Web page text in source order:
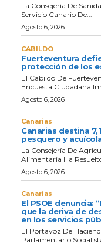
La Consejería De
Servicio Canario De...
Agosto 6, 2026
CABILDO
Fuerteventura
protección de los
El Cabildo De
Encuesta Ciudadana
Agosto 6, 2026
Canarias
Canarias destina
pesquero y
La Consejería De
Alimentaria Ha
Agosto 6, 2026
Canarias
El PSOE denuncia:
que la deriva de
en los servicios
El Portavoz De
Parlamentario